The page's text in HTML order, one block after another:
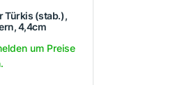
Türkis (stab.),
4,4cm
um Preise